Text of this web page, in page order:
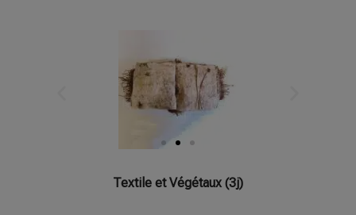
Textile et Végétaux (3j)